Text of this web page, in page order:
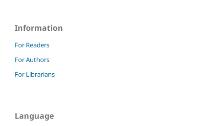
Information
For Readers
For Authors
For Librarians
Language